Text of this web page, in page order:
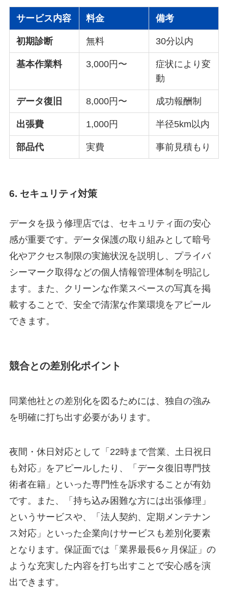
サービス内容 料金 備考
初期診断 無料 30分以内
基本作業料 3,000円〜
症状により変
動
データ復旧 8,000円〜 成功報酬制
出張費 1,000円 半径5km以内
部品代 実費 事前見積もり
6. セキュリティ対策
データを扱う修理店では、セキュリティ面の安心
感が重要です。データ保護の取り組みとして暗号
化やアクセス制限の実施状況を説明し、プライバ
シーマーク取得などの個人情報管理体制を明記し
ます。また、クリーンな作業スペースの写真を掲
載することで、安全で清潔な作業環境をアピール
できます。
競合との差別化ポイント
同業他社との差別化を図るためには、独自の強み
を明確に打ち出す必要があります。
夜間・休日対応として「22時まで営業、土日祝日
も対応」をアピールしたり、「データ復旧専門技
術者在籍」といった専門性を訴求することが有効
です。また、「持ち込み困難な方には出張修理」
というサービスや、「法人契約、定期メンテナン
ス対応」といった企業向けサービスも差別化要素
となります。保証面では「業界最長6ヶ月保証」の
ような充実した内容を打ち出すことで安心感を演
出できます。